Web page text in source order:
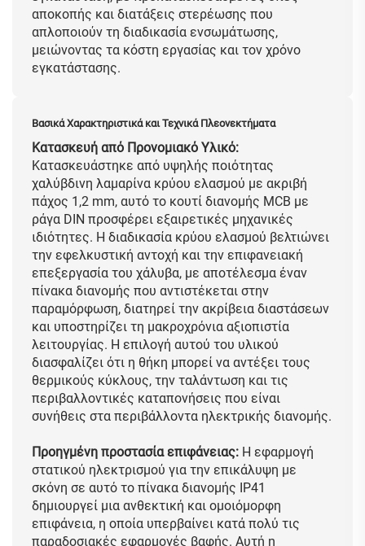
αποκοπής και διατάξεις στερέωσης που
απλοποιούν τη διαδικασία ενσωμάτωσης,
μειώνοντας τα κόστη εργασίας και τον χρόνο
εγκατάστασης.
Βασικά Χαρακτηριστικά και Τεχνικά Πλεονεκτήματα
Κατασκευή από Προνομιακό Υλικό:
Κατασκευάστηκε από υψηλής ποιότητας
χαλύβδινη λαμαρίνα κρύου ελασμού με ακριβή
πάχος 1,2 mm, αυτό το κουτί διανομής MCB με
ράγα DIN προσφέρει εξαιρετικές μηχανικές
ιδιότητες. Η διαδικασία κρύου ελασμού βελτιώνει
την εφελκυστική αντοχή και την επιφανειακή
επεξεργασία του χάλυβα, με αποτέλεσμα έναν
πίνακα διανομής που αντιστέκεται στην
παραμόρφωση, διατηρεί την ακρίβεια διαστάσεων
και υποστηρίζει τη μακροχρόνια αξιοπιστία
λειτουργίας. Η επιλογή αυτού του υλικού
διασφαλίζει ότι η θήκη μπορεί να αντέξει τους
θερμικούς κύκλους, την ταλάντωση και τις
περιβαλλοντικές καταπονήσεις που είναι
συνήθεις στα περιβάλλοντα ηλεκτρικής διανομής.
Προηγμένη προστασία επιφάνειας: Η εφαρμογή
στατικού ηλεκτρισμού για την επικάλυψη με
σκόνη σε αυτό το πίνακα διανομής IP41
δημιουργεί μια ανθεκτική και ομοιόμορφη
επιφάνεια, η οποία υπερβαίνει κατά πολύ τις
παραδοσιακές εφαρμογές βαφής. Αυτή η